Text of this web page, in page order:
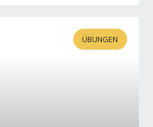
ÜBUNGEN